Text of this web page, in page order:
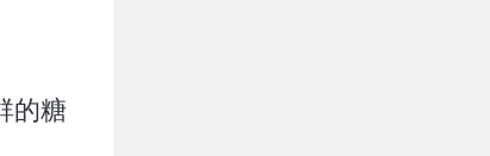
的糖